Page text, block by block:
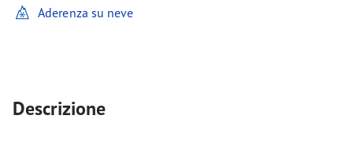
Aderenza su neve
Descrizione